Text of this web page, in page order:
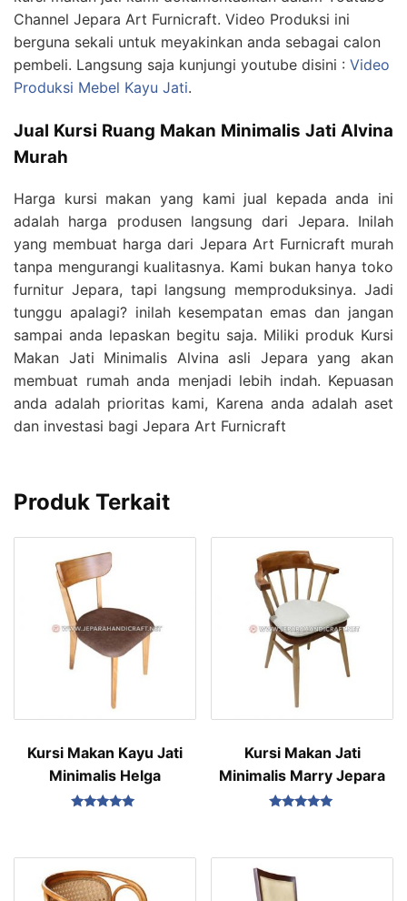
Channel Jepara Art Furnicraft. Video Produksi ini
berguna sekali untuk meyakinkan anda sebagai calon
pembeli. Langsung saja kunjungi youtube disini : Video
Produksi Mebel Kayu Jati.
Jual Kursi Ruang Makan Minimalis Jati Alvina
Murah
Harga kursi makan yang kami jual kepada anda ini
adalah harga produsen langsung dari Jepara. Inilah
yang membuat harga dari Jepara Art Furnicraft murah
tanpa mengurangi kualitasnya. Kami bukan hanya toko
furnitur Jepara, tapi langsung memproduksinya. Jadi
tunggu apalagi? inilah kesempatan emas dan jangan
sampai anda lepaskan begitu saja. Miliki produk Kursi
Makan Jati Minimalis Alvina asli Jepara yang akan
membuat rumah anda menjadi lebih indah. Kepuasan
anda adalah prioritas kami, Karena anda adalah aset
dan investasi bagi Jepara Art Furnicraft
Produk Terkait
Kursi Makan Kayu Jati
Minimalis Helga
Kursi Makan Jati
Minimalis Marry Jepara